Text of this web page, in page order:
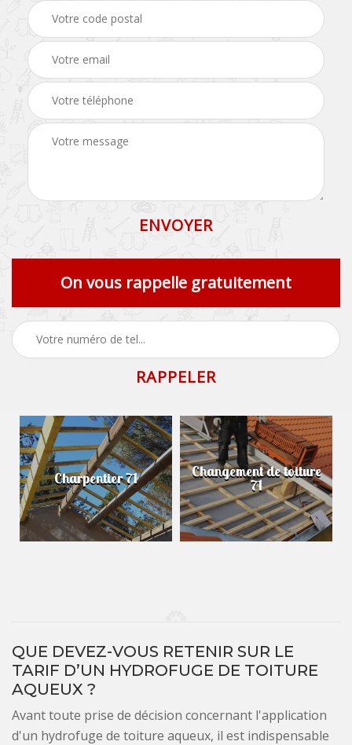
On vous rappelle gratuitement
Charpentier 71 Changement de toiture
71
QUE DEVEZ-VOUS RETENIR SUR LE
TARIF D’UN HYDROFUGE DE TOITURE
AQUEUX ?
Avant toute prise de décision concernant l'application
d'un hydrofuge de toiture aqueux, il est indispensable